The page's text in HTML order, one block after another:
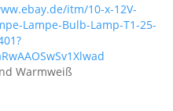
itm/10-x-12V-
Lampe-Bulb-Lamp-T1-25-
Warmweiß